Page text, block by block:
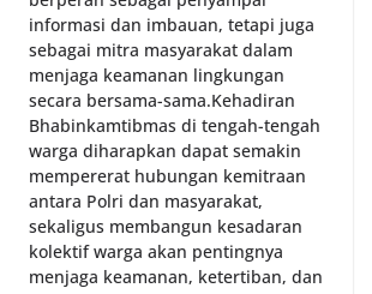
informasi dan imbauan, tetapi juga
sebagai mitra masyarakat dalam
menjaga keamanan lingkungan
secara bersama-sama.‎‎Kehadiran
Bhabinkamtibmas di tengah-tengah
warga diharapkan dapat semakin
mempererat hubungan kemitraan
antara Polri dan masyarakat,
sekaligus membangun kesadaran
kolektif warga akan pentingnya
menjaga keamanan, ketertiban, dan